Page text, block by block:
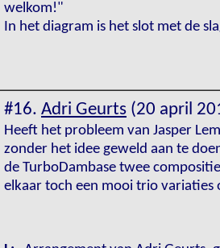
welkom!"
In het diagram is het slot met de
#16. Adri Geurts (20 april
Heeft het probleem van Jasper
zonder het idee geweld aan te
de TurboDambase twee
elkaar toch een mooi trio variaties